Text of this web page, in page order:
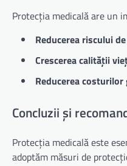
Protecția medicală are un
Reducerea riscului
Crescerea calității
Reducerea
Concluzii și
Protecția medicală este
adoptăm măsuri de